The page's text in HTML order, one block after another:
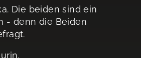
Die beiden sind ein
- denn die Beiden